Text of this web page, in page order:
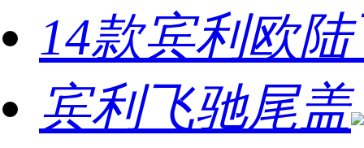
14款宾利欧
宾利飞驰尾盖